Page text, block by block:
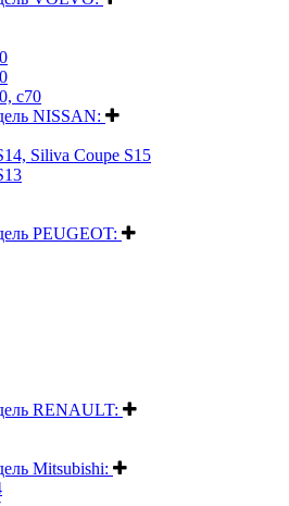
c70
NISSAN:
Siliva Coupe S15
PEUGEOT:
RENAULT:
Mitsubishi: